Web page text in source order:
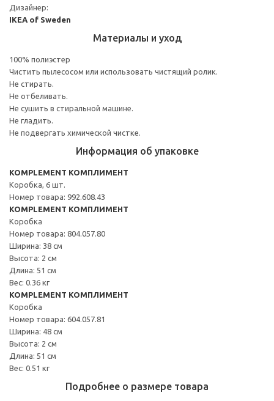
Дизайнер:
IKEA of Sweden
Материалы и уход
100% полиэстер
Чистить пылесосом или использовать чистящий ролик.
Не стирать.
Не отбеливать.
Не сушить в стиральной машине.
Не гладить.
Не подвергать химической чистке.
Информация об упаковке
KOMPLEMENT КОМПЛИМЕНТ
Коробка, 6 шт.
Номер товара: 992.608.43
KOMPLEMENT КОМПЛИМЕНТ
Коробка
Номер товара: 804.057.80
Ширина: 38 см
Высота: 2 см
Длина: 51 см
Вес: 0.36 кг
KOMPLEMENT КОМПЛИМЕНТ
Коробка
Номер товара: 604.057.81
Ширина: 48 см
Высота: 2 см
Длина: 51 см
Вес: 0.51 кг
Подробнее о размере товара